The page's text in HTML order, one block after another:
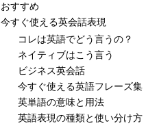
おすすめ
今すぐ使える英会話表現
コレは英語でどう言うの？
ネイティブはこう言う
ビジネス英会話
今すぐ使える英語フレーズ集
英単語の意味と用法
英語表現の種類と使い分け方